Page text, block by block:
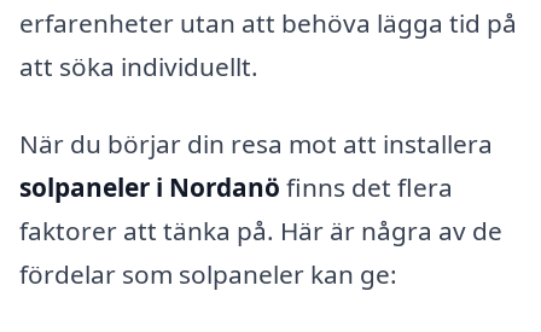
erfarenheter utan att behöva lägga tid på
att söka individuellt.
När du börjar din resa mot att installera
solpaneler i Nordanö finns det flera
faktorer att tänka på. Här är några av de
fördelar som solpaneler kan ge: